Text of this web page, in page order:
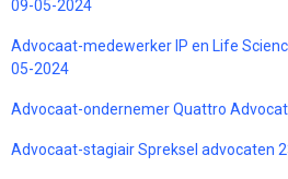
09-05-2024
Advocaat-medewerker IP en Life
05-2024
Advocaat-ondernemer Quattro
Advocaat-stagiair Spreksel advocaten